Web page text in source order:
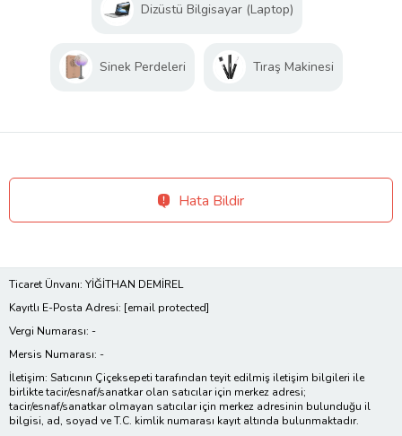
Dizüstü Bilgisayar (Laptop)
Sinek Perdeleri Tıraş Makinesi
Hata Bildir
Ticaret Ünvanı: YİĞİTHAN DEMİREL
Kayıtlı E-Posta Adresi: [email protected]
Vergi Numarası: -
Mersis Numarası: -
İletişim: Satıcının Çiçeksepeti tarafından teyit edilmiş iletişim bilgileri ile
birlikte tacir/esnaf/sanatkar olan satıcılar için merkez adresi;
tacir/esnaf/sanatkar olmayan satıcılar için merkez adresinin bulunduğu il
bilgisi, ad, soyad ve T.C. kimlik numarası kayıt altında bulunmaktadır.